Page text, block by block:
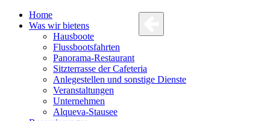
Home
Was wir bietens
Hausboote
Flussbootsfahrten
Panorama-Restaurant
Sitzterrasse der Cafeteria
Anlegestellen und sonstige Dienste
Veranstaltungen
Unternehmen
Alqueva-Stausee